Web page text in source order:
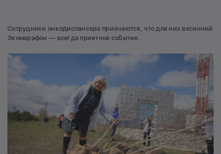
Сотрудники онкодиспансера признаются, что для них весенний
Экомарафон — всегда приятное событие.